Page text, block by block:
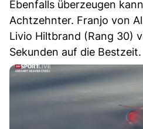
Ebenfalls überzeugen
Achtzehnter. Franjo von
Livio Hiltbrand (Rang 30)
Sekunden auf die Bestzeit.